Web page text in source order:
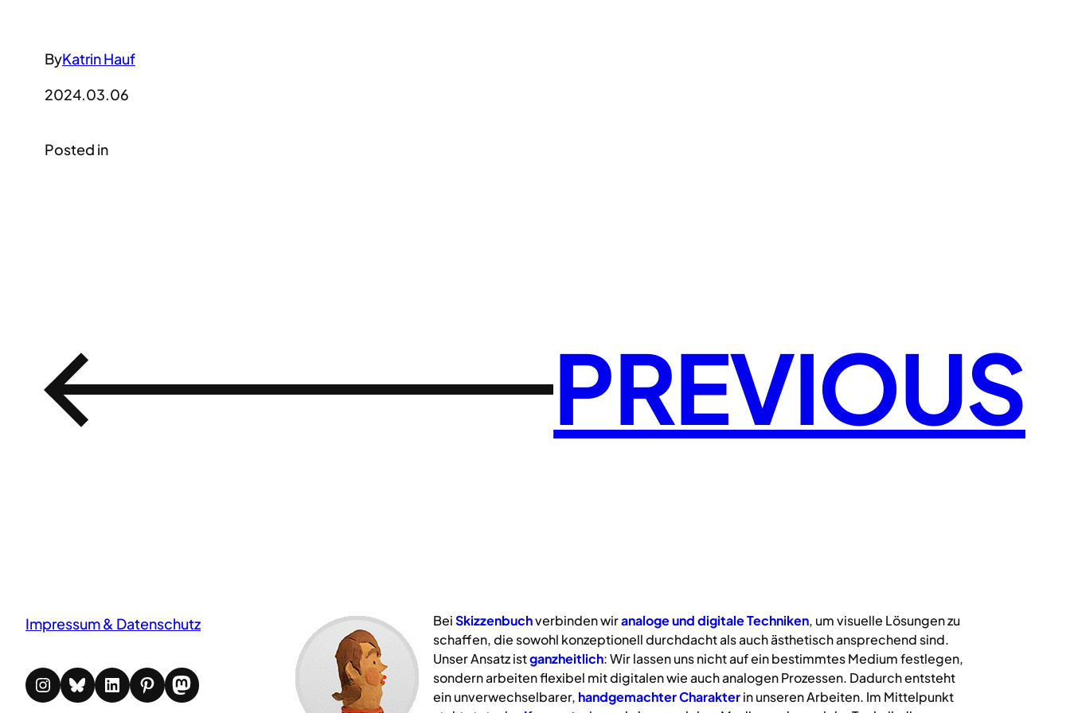
ByKatrin Hauf
2024.03.06
Posted in
← PREVIOUS
Impressum & Datenschutz
Instagram Bluesky LinkedIn Pinterest Mastodon
BeiSkizzenbuchverbinden wiranalogeunddigitaleTechniken, um visuelle Lösungen zu
schaffen, die sowohl konzeptionell durchdacht als auch ästhetisch ansprechend sind.
Unser Ansatz istganzheitlich: Wir lassen uns nicht auf ein bestimmtes Medium festlegen,
sondern arbeiten flexibel mit digitalen wie auch analogen Prozessen. Dadurch entsteht
ein unverwechselbarer, handgemachter Charakterin unseren Arbeiten. Im Mittelpunkt